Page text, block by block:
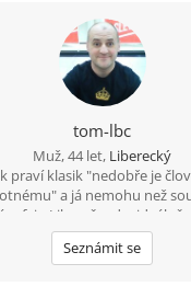
tom-lbc
Muž, 44 let, Liberecký
praví klasik "nedobře je
a já nemohu než
fajn Liberečandu, ideálně
co ráda vaří/peče, neb já rád
- nehodlám být
Seznámit se